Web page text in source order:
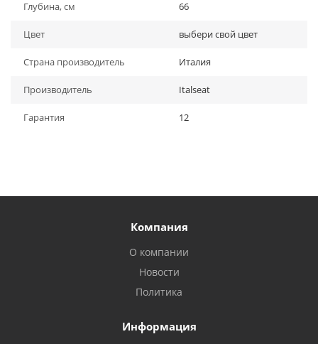
Глубина, см 66
Цвет выбери свой цвет
Страна производитель Италия
Производитель Italseat
Гарантия 12
Компания
О компании
Новости
Политика
Информация